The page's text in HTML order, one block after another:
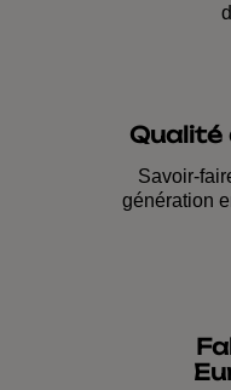
Savoir-
génération